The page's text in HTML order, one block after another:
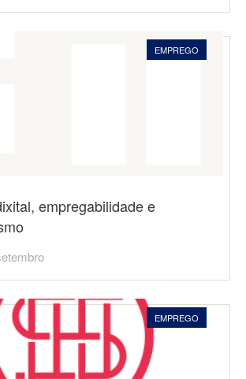
EMPREGO
empregabilidade e
EMPREGO